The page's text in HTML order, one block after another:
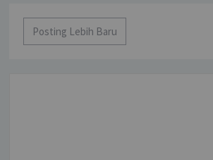
Posting Lebih Baru